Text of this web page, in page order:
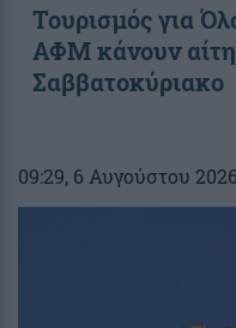
Τουρισμός για
ΑΦΜ κάνουν
Σαββατοκύριακο
09:29, 6 Αυγούστου 2026